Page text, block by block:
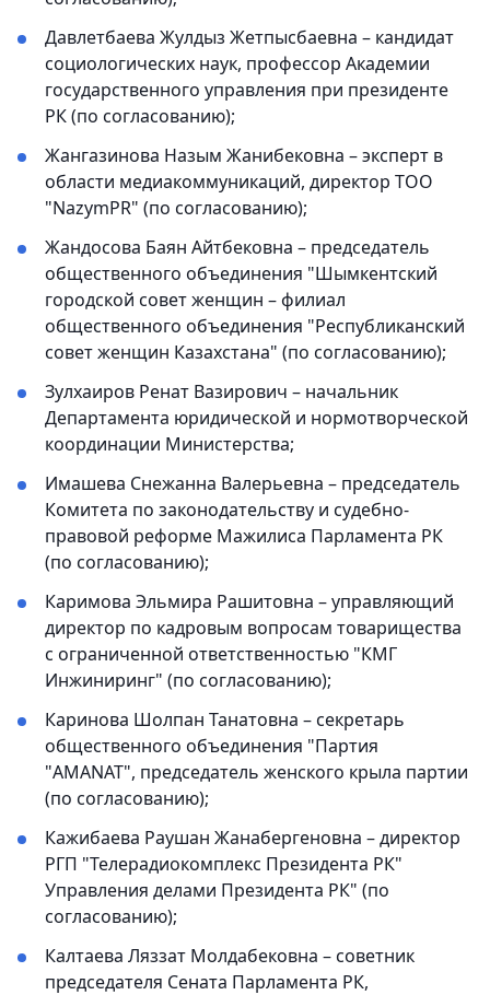
Давлетбаева Жулдыз Жетпысбаевна – кандидат
социологических наук, профессор Академии
государственного управления при президенте
РК (по согласованию);
Жангазинова Назым Жанибековна – эксперт в
области медиакоммуникаций, директор ТОО
"NazymPR" (по согласованию);
Жандосова Баян Айтбековна – председатель
общественного объединения "Шымкентский
городской совет женщин – филиал
общественного объединения "Республиканский
совет женщин Казахстана" (по согласованию);
Зулхаиров Ренат Вазирович – начальник
Департамента юридической и нормотворческой
координации Министерства;
Имашева Снежанна Валерьевна – председатель
Комитета по законодательству и судебно-
правовой реформе Мажилиса Парламента РК
(по согласованию);
Каримова Эльмира Рашитовна – управляющий
директор по кадровым вопросам товарищества
с ограниченной ответственностью "КМГ
Инжиниринг" (по согласованию);
Каринова Шолпан Танатовна – секретарь
общественного объединения "Партия
"AMANAT", председатель женского крыла партии
(по согласованию);
Кажибаева Раушан Жанабергеновна – директор
РГП "Телерадиокомплекс Президента РК"
Управления делами Президента РК" (по
согласованию);
Калтаева Ляззат Молдабековна – советник
председателя Сената Парламента РК,